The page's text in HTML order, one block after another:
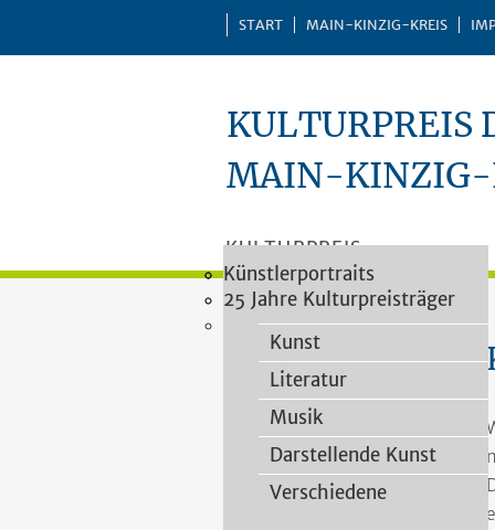
START MAIN-KINZIG-KREIS
KULTURPREIS
MAIN-KINZIG-
KULTURPREIS
Vergaberichtlinien
Vorschlagsformular
Kulturpreisjury
PREISTRÄGER
Kategorien
Heimatforschung
Kunst
Literatur
Musik
Darstellende Kunst
Verschiedene
VERLEIHUNGEN
Impressionen
PUBLIKATIONEN
Künstlerportraits
25 Jahre Kulturpreisträger